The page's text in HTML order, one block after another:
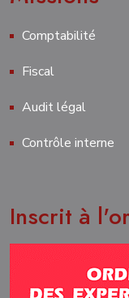
Comptabilité
Fiscal
Audit légal
Contrôle interne
Inscrit à